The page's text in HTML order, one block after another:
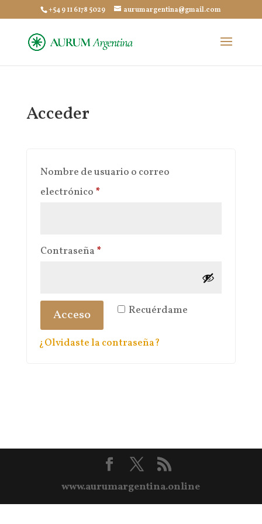
+54 9 11 6178 5029 aurumargentina@gmail.com
Acceder
Nombre de usuario o correo
electrónico *Obligatorio
Contraseña *Obligatorio
Recuérdame
Acceso
¿Olvidaste la contraseña?
www.aurumargentina.online